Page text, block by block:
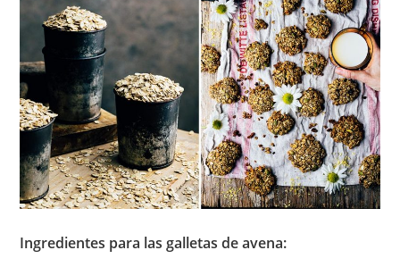
Ingredientes para las galletas de avena: